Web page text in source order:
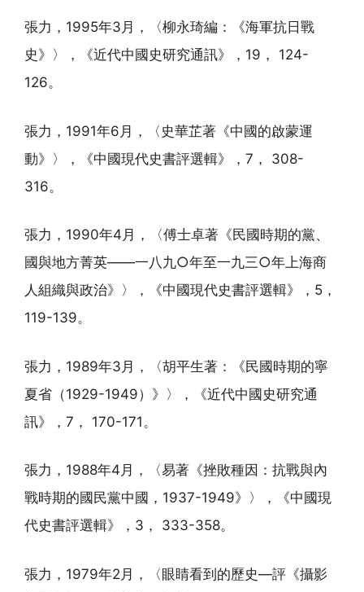
張力，1995年3月，〈柳永琦編：《海軍抗日戰
史》〉，《近代中國史研究通訊》，19， 124-
126。
張力，1991年6月，〈史華芷著《中國的啟蒙運
動》〉，《中國現代史書評選輯》，7， 308-
316。
張力，1990年4月，〈傅士卓著《民國時期的黨、
國與地方菁英——一八九○年至一九三○年上海商
人組織與政治》〉，《中國現代史書評選輯》，5，
119-139。
張力，1989年3月，〈胡平生著：《民國時期的寧
夏省（1929-1949）》〉，《近代中國史研究通
訊》，7， 170-171。
張力，1988年4月，〈易著《挫敗種因：抗戰與內
戰時期的國民黨中國，1937-1949》〉，《中國現
代史書評選輯》，3， 333-358。
張力，1979年2月，〈眼睛看到的歷史—評《攝影